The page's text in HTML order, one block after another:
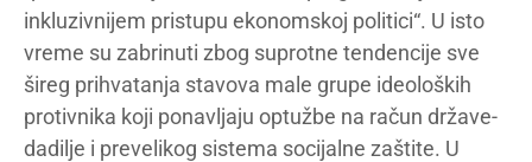
inkluzivnijem pristupu ekonomskoj politici“. U isto
vreme su zabrinuti zbog suprotne tendencije sve
šireg prihvatanja stavova male grupe ideoloških
protivnika koji ponavljaju optužbe na račun države-
dadilje i prevelikog sistema socijalne zaštite. U